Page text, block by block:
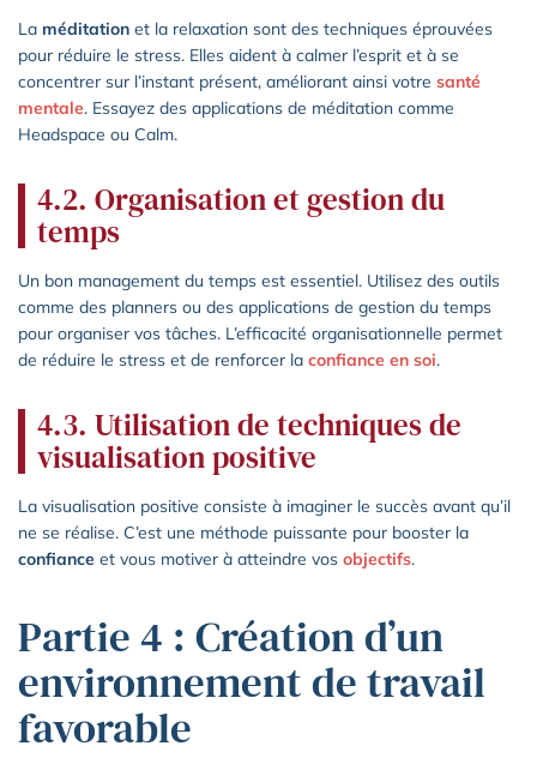
La méditation et la relaxation sont des techniques éprouvées
pour réduire le stress. Elles aident à calmer l’esprit et à se
concentrer sur l’instant présent, améliorant ainsi votre santé
mentale. Essayez des applications de méditation comme
Headspace ou Calm.
4.2. Organisation et gestion du
temps
Un bon management du temps est essentiel. Utilisez des outils
comme des planners ou des applications de gestion du temps
pour organiser vos tâches. L’efficacité organisationnelle permet
de réduire le stress et de renforcer la confiance en soi.
4.3. Utilisation de techniques de
visualisation positive
La visualisation positive consiste à imaginer le succès avant qu’il
ne se réalise. C’est une méthode puissante pour booster la
confiance et vous motiver à atteindre vos objectifs.
Partie 4 : Création d’un
environnement de travail
favorable